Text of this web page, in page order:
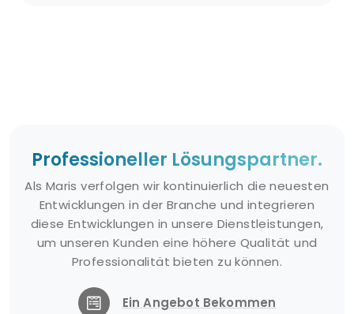
Professioneller Lösungspartner.
Als Maris verfolgen wir kontinuierlich die neuesten
Entwicklungen in der Branche und integrieren
diese Entwicklungen in unsere Dienstleistungen,
um unseren Kunden eine höhere Qualität und
Professionalität bieten zu können.
Ein Angebot Bekommen